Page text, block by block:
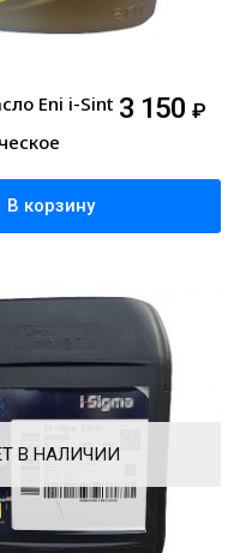
Eni i-Sint 3 150₽
В корзину
В НАЛИЧИИ